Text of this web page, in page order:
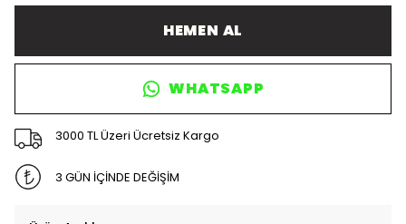
HEMEN AL
WHATSAPP
3000 TL Üzeri Ücretsiz Kargo
3 GÜN İÇİNDE DEĞİŞİM